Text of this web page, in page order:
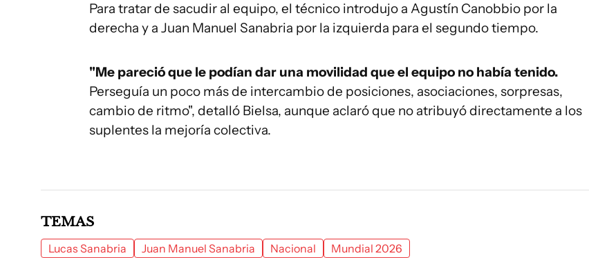
Para tratar de sacudir al equipo, el técnico introdujo a Agustín Canobbio por la
derecha y a Juan Manuel Sanabria por la izquierda para el segundo tiempo.
"Me pareció que le podían dar una movilidad que el equipo no había tenido.
Perseguía un poco más de intercambio de posiciones, asociaciones, sorpresas,
cambio de ritmo", detalló Bielsa, aunque aclaró que no atribuyó directamente a los
suplentes la mejoría colectiva.
TEMAS
Lucas Sanabria Juan Manuel Sanabria Nacional Mundial 2026